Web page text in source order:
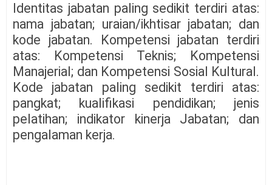
Identitas jabatan paling sedikit terdiri atas:
nama jabatan; uraian/ikhtisar jabatan; dan
kode jabatan. Kompetensi jabatan terdiri
atas: Kompetensi Teknis; Kompetensi
Manajerial; dan Kompetensi Sosial Kultural.
Kode jabatan paling sedikit terdiri atas:
pangkat; kualifikasi pendidikan; jenis
pelatihan; indikator kinerja Jabatan; dan
pengalaman kerja.